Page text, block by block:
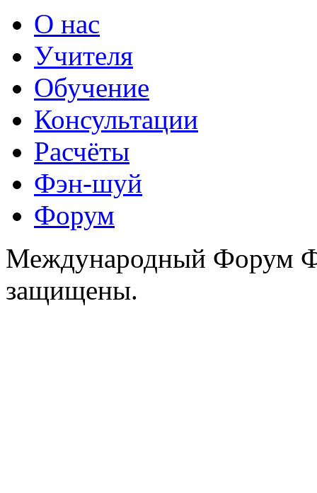
О нас
Учителя
Обучение
Консультации
Расчёты
Фэн-шуй
Форум
Международный Форум
защищены.